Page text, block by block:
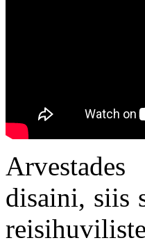
disaini, siis